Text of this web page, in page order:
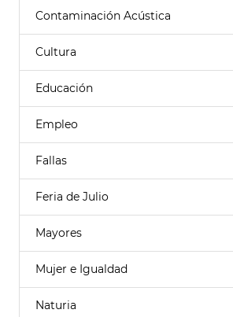
Contaminación Acústica
Cultura
Educación
Empleo
Fallas
Feria de Julio
Mayores
Mujer e Igualdad
Naturia